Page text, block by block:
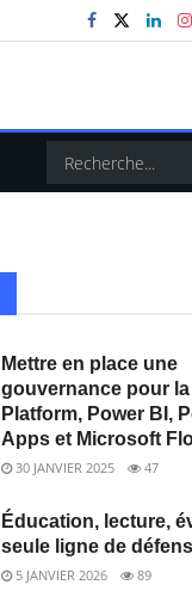
Mettre en place une
gouvernance pour
Platform, Power BI,
Apps et Microsoft
30 JANVIER 2025 47
Éducation, lecture,
seule ligne de
5 JANVIER 2026 89